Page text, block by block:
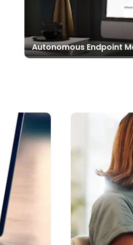
Autonomous Endpoint